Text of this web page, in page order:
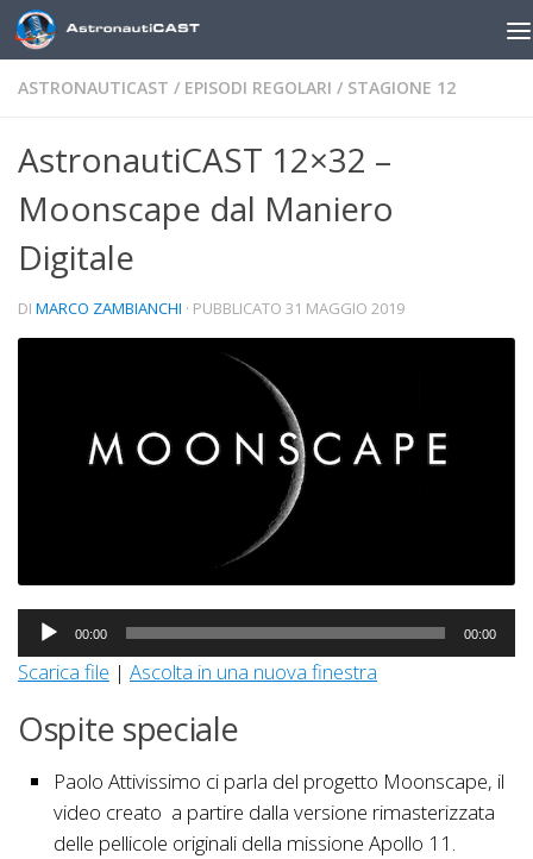
Sotto il contenuto
ASTRONAUTICAST / EPISODI REGOLARI / STAGIONE 12
AstronautiCAST 12×32 –
Moonscape dal Maniero
Digitale
DI MARCO ZAMBIANCHI · PUBBLICATO 31 MAGGIO 2019
Audio
Player
00:00 00:00
Scarica file | Ascolta in una nuova finestra
Ospite speciale
Paolo Attivissimo ci parla del progetto Moonscape, il
video creato a partire dalla versione rimasterizzata
delle pellicole originali della missione Apollo 11.